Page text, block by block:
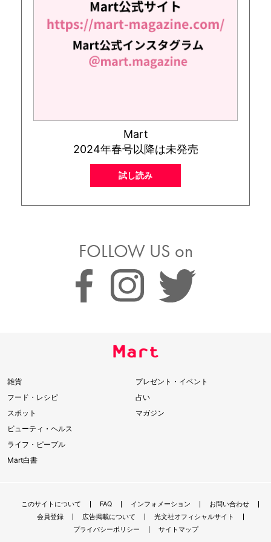
Mart
2024年春号以降は未発売
試し読み
FOLLOW US on
雑貨
フード・レシピ
スポット
ビューティ・ヘルス
ライフ・ピープル
Mart白書
プレゼント・イベント
占い
マガジン
このサイトについて FAQ インフォメーション
お問い合わせ
会員登録
広告掲載について
光文社オフィシャルサイト
プライバシーポリシー
サイトマップ